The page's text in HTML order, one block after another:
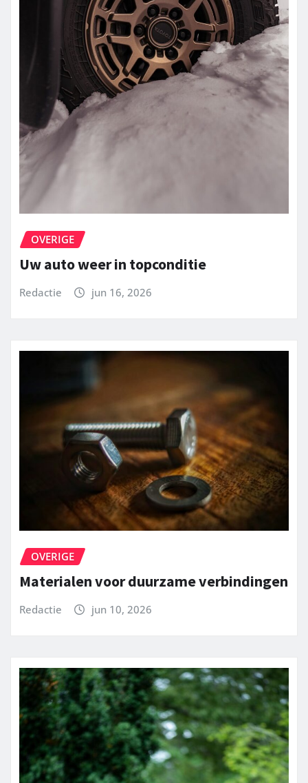
OVERIGE
Uw auto weer in topconditie
Redactie jun 16, 2026
OVERIGE
Materialen voor duurzame verbindingen
Redactie jun 10, 2026